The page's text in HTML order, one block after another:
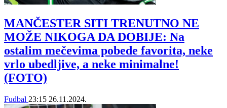
MANČESTER SITI TRENUTNO NE
MOŽE NIKOGA DA DOBIJE: Na
ostalim mečevima pobede favorita, neke
vrlo ubedljive, a neke minimalne!
(FOTO)
Fudbal 23:15 26.11.2024.